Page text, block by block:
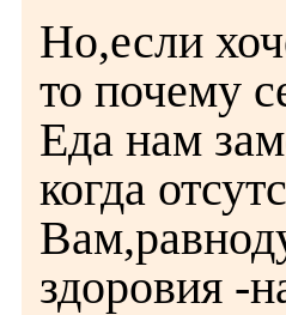
Но,если
то почему
Еда нам
когда
здоровия -